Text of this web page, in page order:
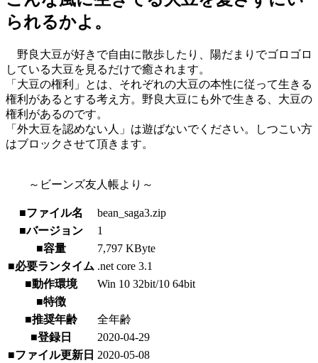
られるかよ。
野良大豆が好きで自由に散歩したり、陽だまりでゴロゴロ
している大豆を見るだけで癒されます。
「大豆の権利」とは、それぞれの大豆の本性に従って生きる
権利があるとする考え方。野良大豆にも外で生きる、大豆の
権利があるのです。
「外大豆を認めない人」は遊ばないでください。しつこい方
はブロックさせて頂きます。
～ビーンズ友人帳より～
■ファイル名
bean_saga3.zip
■バージョン
1
■容量
7,797 KByte
■必要ランタイム .net core 3.1
■動作環境
Win 10 32bit/10 64bit
■特徴
■推奨年齢
全年齢
■登録日
2020-04-29
■ファイル更新日 2020-05-08